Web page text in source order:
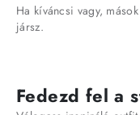
Ha kíváncsi vagy,
jársz.
Fedezd fel a